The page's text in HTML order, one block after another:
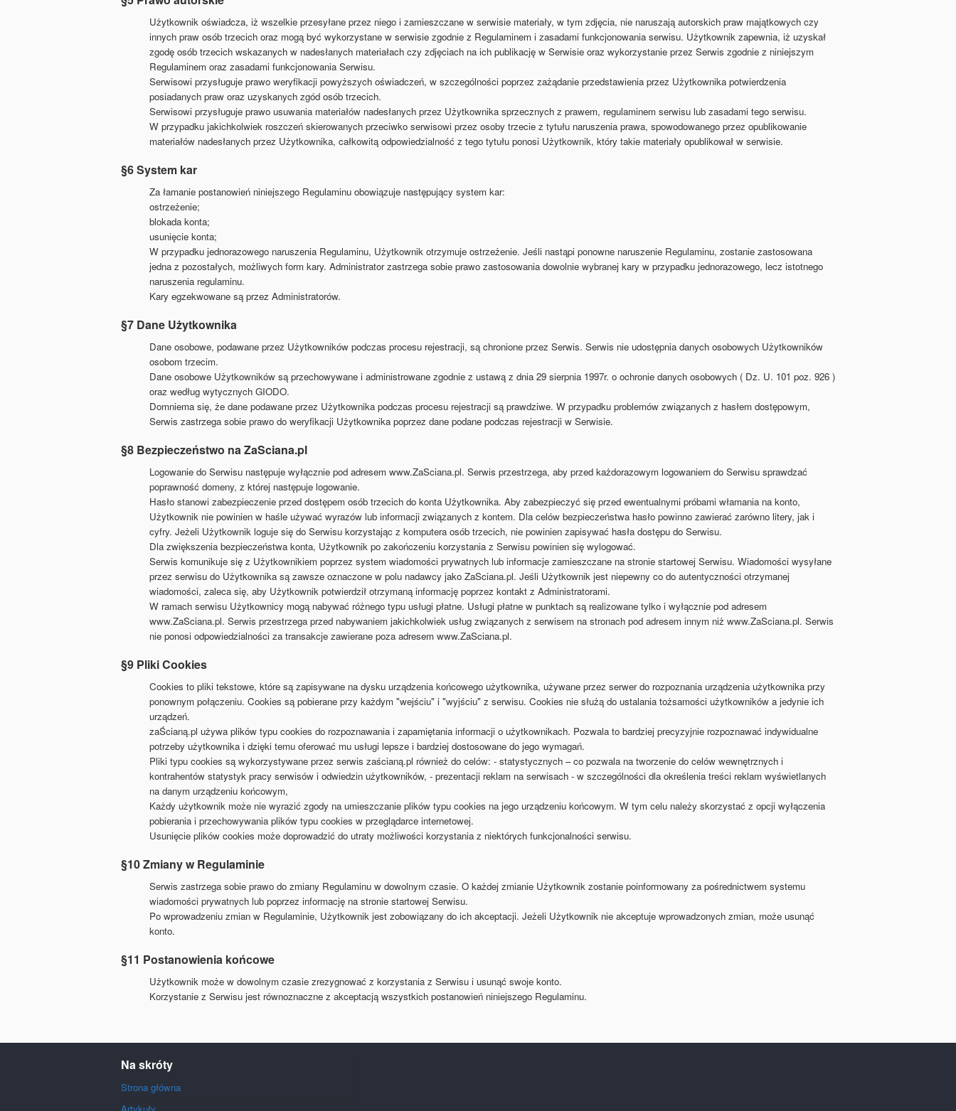
Użytkownik oświadcza, iż wszelkie przesyłane przez niego i zamieszczane w serwisie materiały, w tym zdjęcia, nie naruszają autorskich praw majątkowych czy
innych praw osób trzecich oraz mogą być wykorzystane w serwisie zgodnie z Regulaminem i zasadami funkcjonowania serwisu. Użytkownik zapewnia, iż uzyskał
zgodę osób trzecich wskazanych w nadesłanych materiałach czy zdjęciach na ich publikację w Serwisie oraz wykorzystanie przez Serwis zgodnie z niniejszym
Regulaminem oraz zasadami funkcjonowania Serwisu.
Serwisowi przysługuje prawo weryfikacji powyższych oświadczeń, w szczególności poprzez zażądanie przedstawienia przez Użytkownika potwierdzenia
posiadanych praw oraz uzyskanych zgód osób trzecich.
Serwisowi przysługuje prawo usuwania materiałów nadesłanych przez Użytkownika sprzecznych z prawem, regulaminem serwisu lub zasadami tego serwisu.
W przypadku jakichkolwiek roszczeń skierowanych przeciwko serwisowi przez osoby trzecie z tytułu naruszenia prawa, spowodowanego przez opublikowanie
materiałów nadesłanych przez Użytkownika, całkowitą odpowiedzialność z tego tytułu ponosi Użytkownik, który takie materiały opublikował w serwisie.
§6 System kar
Za łamanie postanowień niniejszego Regulaminu obowiązuje następujący system kar:
ostrzeżenie;
blokada konta;
usunięcie konta;
W przypadku jednorazowego naruszenia Regulaminu, Użytkownik otrzymuje ostrzeżenie. Jeśli nastąpi ponowne naruszenie Regulaminu, zostanie zastosowana
jedna z pozostałych, możliwych form kary. Administrator zastrzega sobie prawo zastosowania dowolnie wybranej kary w przypadku jednorazowego, lecz istotnego
naruszenia regulaminu.
Kary egzekwowane są przez Administratorów.
§7 Dane Użytkownika
Dane osobowe, podawane przez Użytkowników podczas procesu rejestracji, są chronione przez Serwis. Serwis nie udostępnia danych osobowych Użytkowników
osobom trzecim.
Dane osobowe Użytkowników są przechowywane i administrowane zgodnie z ustawą z dnia 29 sierpnia 1997r. o ochronie danych osobowych ( Dz. U. 101 poz. 926 )
oraz według wytycznych GIODO.
Domniema się, że dane podawane przez Użytkownika podczas procesu rejestracji są prawdziwe. W przypadku problemów związanych z hasłem dostępowym,
Serwis zastrzega sobie prawo do weryfikacji Użytkownika poprzez dane podane podczas rejestracji w Serwisie.
§8 Bezpieczeństwo na ZaSciana.pl
Logowanie do Serwisu następuje wyłącznie pod adresem www.ZaSciana.pl. Serwis przestrzega, aby przed każdorazowym logowaniem do Serwisu sprawdzać
poprawność domeny, z której następuje logowanie.
Hasło stanowi zabezpieczenie przed dostępem osób trzecich do konta Użytkownika. Aby zabezpieczyć się przed ewentualnymi próbami włamania na konto,
Użytkownik nie powinien w haśle używać wyrazów lub informacji związanych z kontem. Dla celów bezpieczeństwa hasło powinno zawierać zarówno litery, jak i
cyfry. Jeżeli Użytkownik loguje się do Serwisu korzystając z komputera osób trzecich, nie powinien zapisywać hasła dostępu do Serwisu.
Dla zwiększenia bezpieczeństwa konta, Użytkownik po zakończeniu korzystania z Serwisu powinien się wylogować.
Serwis komunikuje się z Użytkownikiem poprzez system wiadomości prywatnych lub informacje zamieszczane na stronie startowej Serwisu. Wiadomości wysyłane
przez serwisu do Użytkownika są zawsze oznaczone w polu nadawcy jako ZaSciana.pl. Jeśli Użytkownik jest niepewny co do autentyczności otrzymanej
wiadomości, zaleca się, aby Użytkownik potwierdził otrzymaną informację poprzez kontakt z Administratorami.
W ramach serwisu Użytkownicy mogą nabywać różnego typu usługi płatne. Usługi płatne w punktach są realizowane tylko i wyłącznie pod adresem
www.ZaSciana.pl. Serwis przestrzega przed nabywaniem jakichkolwiek usług związanych z serwisem na stronach pod adresem innym niż www.ZaSciana.pl. Serwis
nie ponosi odpowiedzialności za transakcje zawierane poza adresem www.ZaSciana.pl.
§9 Pliki Cookies
Cookies to pliki tekstowe, które są zapisywane na dysku urządzenia końcowego użytkownika, używane przez serwer do rozpoznania urządzenia użytkownika przy
ponownym połączeniu. Cookies są pobierane przy każdym "wejściu" i "wyjściu" z serwisu. Cookies nie służą do ustalania tożsamości użytkowników a jedynie ich
urządzeń.
zaŚcianą.pl używa plików typu cookies do rozpoznawania i zapamiętania informacji o użytkownikach. Pozwala to bardziej precyzyjnie rozpoznawać indywidualne
potrzeby użytkownika i dzięki temu oferować mu usługi lepsze i bardziej dostosowane do jego wymagań.
Pliki typu cookies są wykorzystywane przez serwis zaścianą.pl również do celów: - statystycznych – co pozwala na tworzenie do celów wewnętrznych i
kontrahentów statystyk pracy serwisów i odwiedzin użytkowników, - prezentacji reklam na serwisach - w szczególności dla określenia treści reklam wyświetlanych
na danym urządzeniu końcowym,
Każdy użytkownik może nie wyrazić zgody na umieszczanie plików typu cookies na jego urządzeniu końcowym. W tym celu należy skorzystać z opcji wyłączenia
pobierania i przechowywania plików typu cookies w przeglądarce internetowej.
Usunięcie plików cookies może doprowadzić do utraty możliwości korzystania z niektórych funkcjonalności serwisu.
§10 Zmiany w Regulaminie
Serwis zastrzega sobie prawo do zmiany Regulaminu w dowolnym czasie. O każdej zmianie Użytkownik zostanie poinformowany za pośrednictwem systemu
wiadomości prywatnych lub poprzez informację na stronie startowej Serwisu.
Po wprowadzeniu zmian w Regulaminie, Użytkownik jest zobowiązany do ich akceptacji. Jeżeli Użytkownik nie akceptuje wprowadzonych zmian, może usunąć
konto.
§11 Postanowienia końcowe
Użytkownik może w dowolnym czasie zrezygnować z korzystania z Serwisu i usunąć swoje konto.
Korzystanie z Serwisu jest równoznaczne z akceptacją wszystkich postanowień niniejszego Regulaminu.
Na skróty
Strona główna